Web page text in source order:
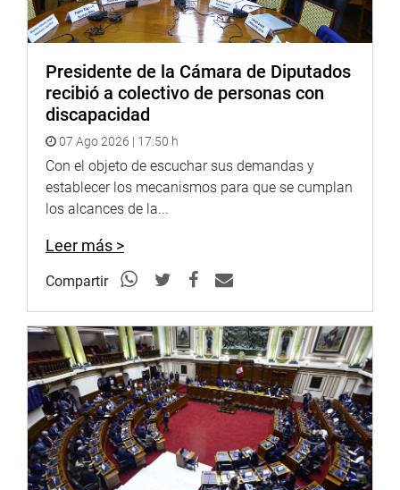
Presidente de la Cámara de Diputados
recibió a colectivo de personas con
discapacidad
07 Ago 2026 | 17:50 h
Con el objeto de escuchar sus demandas y
establecer los mecanismos para que se cumplan
los alcances de la...
Leer más >
Compartir